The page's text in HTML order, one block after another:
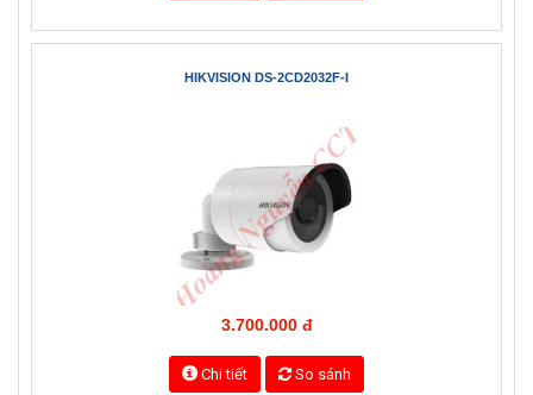
Chi tiết So sánh
HIKVISION DS-2CD2032F-I